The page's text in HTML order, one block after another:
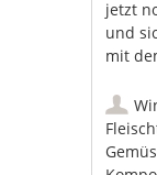
jetzt
und
mit